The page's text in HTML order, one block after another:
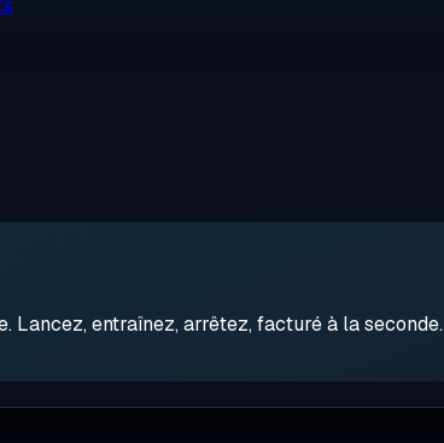
entraînez, arrêtez, facturé à la seconde.